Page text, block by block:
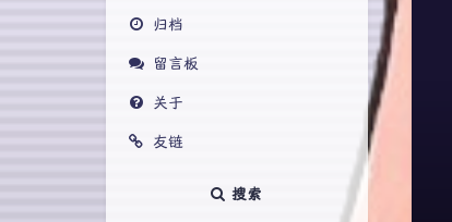
归档
留言板
关于
友链
搜索